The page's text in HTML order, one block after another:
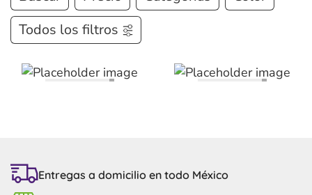
Todos los filtros
Entregas a domicilio en todo México